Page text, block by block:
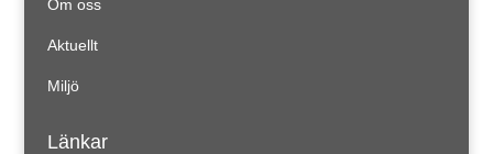
Om oss
Aktuellt
Miljö
Länkar